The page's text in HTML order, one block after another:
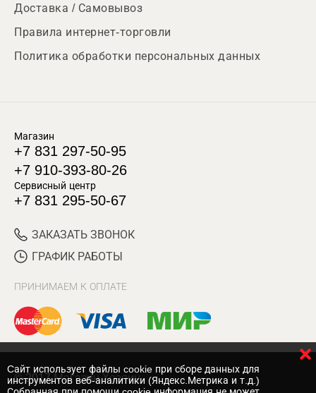
Доставка / Самовывоз
Правила интернет-торговли
Политика обработки персональных данных
Магазин
+7 831 297-50-95
+7 910-393-80-26
Сервисный центр
+7 831 295-50-67
ЗАКАЗАТЬ ЗВОНОК
ГРАФИК РАБОТЫ
ПРИНИМАЕМ К ОПЛАТЕ
© 2017 Магазин Хозяин
Cайт использует файлы cookie при сборе данных для
инструментов веб-аналитики (Яндекс.Метрика и т.д.)